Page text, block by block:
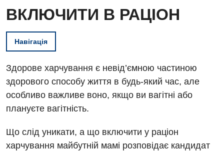
ВКЛЮЧИТИ В РАЦІОН
Навігація
Здорове харчування є невід’ємною частиною
здорового способу життя в будь-який час, але
особливо важливе воно, якщо ви вагітні або
плануєте вагітність.
Що слід уникати, а що включити у раціон
харчування майбутній мамі розповідає кандидат